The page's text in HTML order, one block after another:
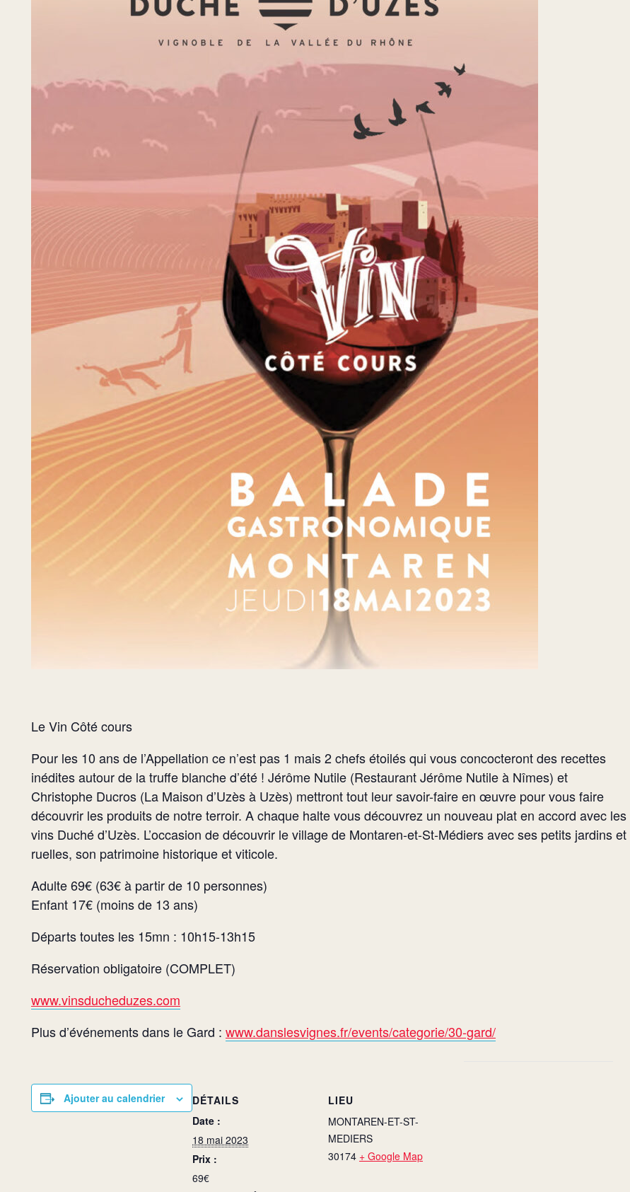
Le Vin Côté cours
Pour les 10 ans de l’Appellation ce n’est pas 1 mais 2 chefs étoilés qui vous concocteront des recettes
inédites autour de la truffe blanche d’été ! Jérôme Nutile (Restaurant Jérôme Nutile à Nîmes) et
Christophe Ducros (La Maison d’Uzès à Uzès) mettront tout leur savoir-faire en œuvre pour vous faire
découvrir les produits de notre terroir. A chaque halte vous découvrez un nouveau plat en accord avec les
vins Duché d’Uzès. L’occasion de découvrir le village de Montaren-et-St-Médiers avec ses petits jardins et
ruelles, son patrimoine historique et viticole.
Adulte 69€ (63€ à partir de 10 personnes)
Enfant 17€ (moins de 13 ans)
Départs toutes les 15mn : 10h15-13h15
Réservation obligatoire (COMPLET)
www.vinsducheduzes.com
Plus d’événements dans le Gard : www.danslesvignes.fr/events/categorie/30-gard/
Ajouter au calendrier
DÉTAILS
Date :
18 mai 2023
Prix :
69€
LIEU
MONTAREN-ET-ST-
MEDIERS
30174 + Google Map